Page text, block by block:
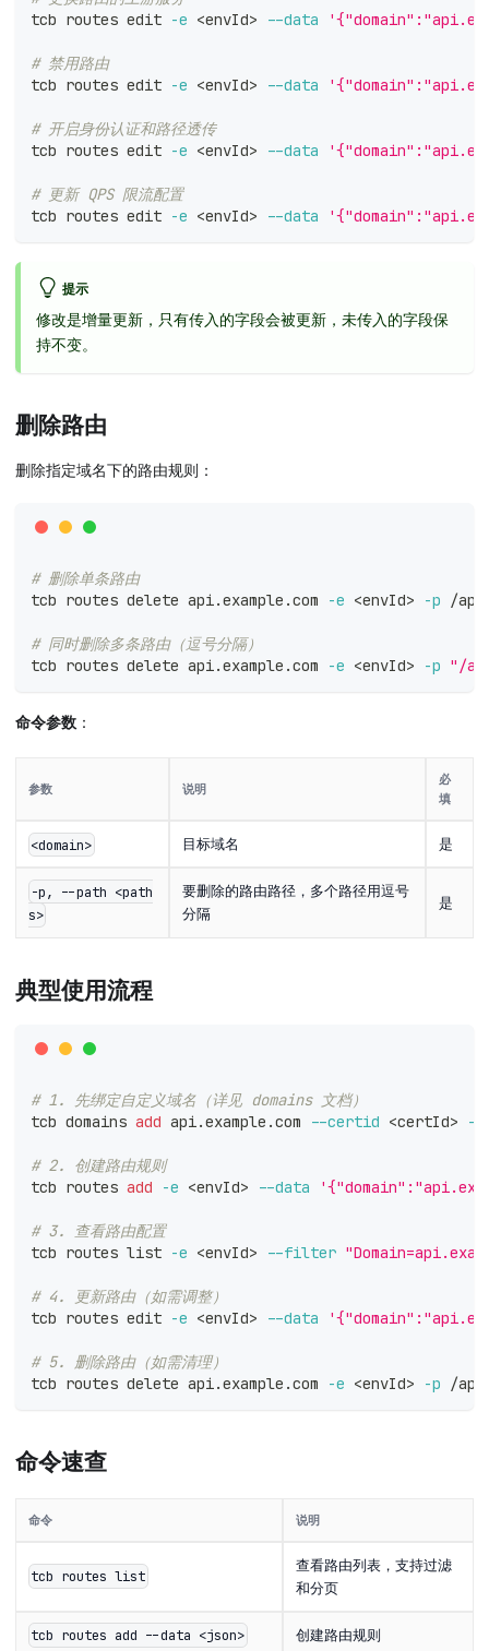
tcb routes edit -e <envId> --data
# 禁用路由
tcb routes edit -e <envId> --data
# 开启身份认证和路径透传
tcb routes edit -e <envId> --data
# 更新 QPS 限流配置
tcb routes edit -e <envId> --data
提示
修改是增量更新，只有传入的字段会被更新，未传入的字段保
持不变。
删除路由
删除指定域名下的路由规则：
# 删除单条路由
tcb routes delete api.example.com
-e <envId> -p /
# 同时删除多条路由（逗号分隔）
tcb routes delete api.example.com
-e <envId> -p "/
命令参数 ：
参数 说明
必
填
<domain> 目标域名 是
-p, --path <path
s>
要删除的路由路径，多个路径用逗号
分隔
是
典型使用流程
# 1. 先绑定自定义域名（详见 domains 文档）
tcb domains add api.example.com --certid <certId> -e
# 2. 创建路由规则
tcb routes add -e <envId> --data
# 3. 查看路由配置
tcb routes list -e <envId> --filter
# 4. 更新路由（如需调整）
tcb routes edit -e <envId> --data
# 5. 删除路由（如需清理）
tcb routes delete api.example.com
-e <envId> -p /
命令速查
命令 说明
tcb routes list
查看路由列表，支持过滤
和分页
tcb routes add --data <json> 创建路由规则